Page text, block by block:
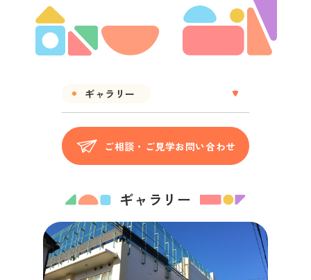
ギャラリー
ご相談・ご見学お問い合わせ
ギャラリー